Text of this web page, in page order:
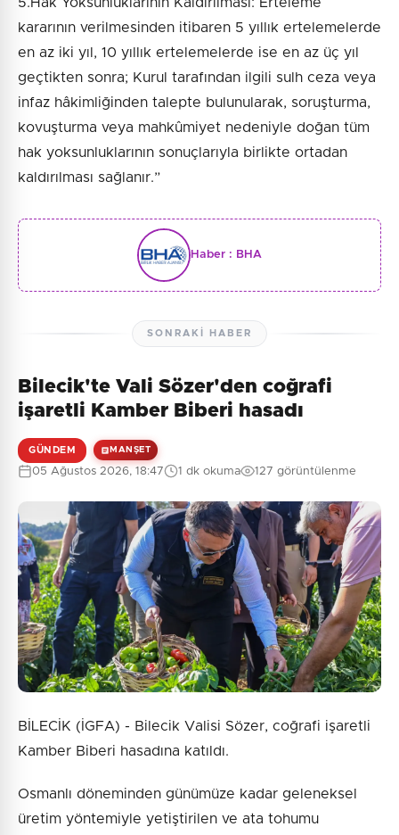
kararının verilmesinden itibaren 5 yıllık ertelemelerde
en az iki yıl, 10 yıllık ertelemelerde ise en az üç yıl
geçtikten sonra; Kurul tarafından ilgili sulh ceza veya
infaz hâkimliğinden talepte bulunularak, soruşturma,
kovuşturma veya mahkûmiyet nedeniyle doğan tüm
hak yoksunluklarının sonuçlarıyla birlikte ortadan
kaldırılması sağlanır.”
Haber : BHA
SONRAKI HABER
Bilecik'te Vali Sözer'den coğrafi
işaretli Kamber Biberi hasadı
GÜNDEM MANŞET
05 Ağustos 2026, 18:47 1 dk okuma 127 görüntülenme
BİLECİK (İGFA) - Bilecik Valisi Sözer, coğrafi işaretli
Kamber Biberi hasadına katıldı.
Osmanlı döneminden günümüze kadar geleneksel
üretim yöntemiyle yetiştirilen ve ata tohumu